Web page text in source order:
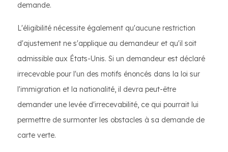
demande.
L'éligibilité nécessite également qu'aucune restriction
d'ajustement ne s'applique au demandeur et qu'il soit
admissible aux États-Unis. Si un demandeur est déclaré
irrecevable pour l'un des motifs énoncés dans la loi sur
l'immigration et la nationalité, il devra peut-être
demander une levée d'irrecevabilité, ce qui pourrait lui
permettre de surmonter les obstacles à sa demande de
carte verte.